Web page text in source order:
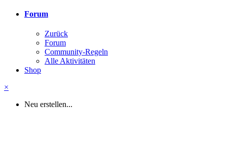
Forum
Zurück
Forum
Community-Regeln
Alle Aktivitäten
Shop
×
Neu erstellen...